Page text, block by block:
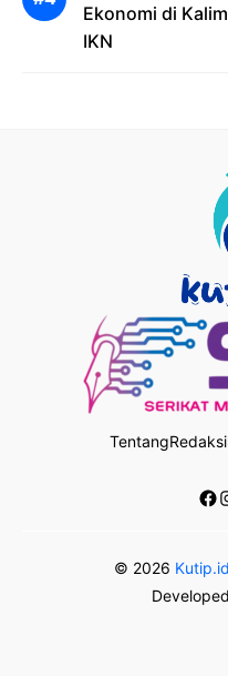
Ekonomi di
IKN
TentangRedaksi
© 2026 Kutip.id